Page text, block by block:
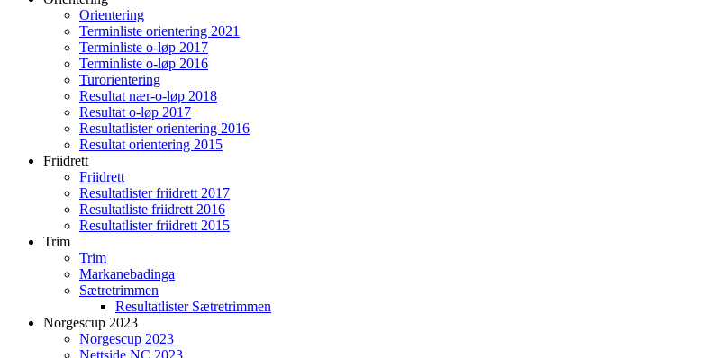
Orientering
Terminliste orientering 2021
Terminliste o-løp 2017
Terminliste o-løp 2016
Turorientering
Resultat nær-o-løp 2018
Resultat o-løp 2017
Resultatlister orientering 2016
Resultat orientering 2015
Friidrett
Friidrett
Resultatlister friidrett 2017
Resultatliste friidrett 2016
Resultatlister friidrett 2015
Trim
Trim
Markanebadinga
Sætretrimmen
Resultatlister Sætretrimmen
Norgescup 2023
Norgescup 2023
Nettside NC 2023